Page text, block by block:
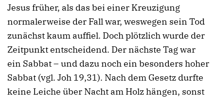
Jesus früher, als das bei einer Kreuzigung
normalerweise der Fall war, weswegen sein Tod
zunächst kaum auffiel. Doch plötzlich wurde der
Zeitpunkt entscheidend. Der nächste Tag war
ein Sabbat – und dazu noch ein besonders hoher
Sabbat (vgl. Joh 19,31). Nach dem Gesetz durfte
keine Leiche über Nacht am Holz hängen, sonst